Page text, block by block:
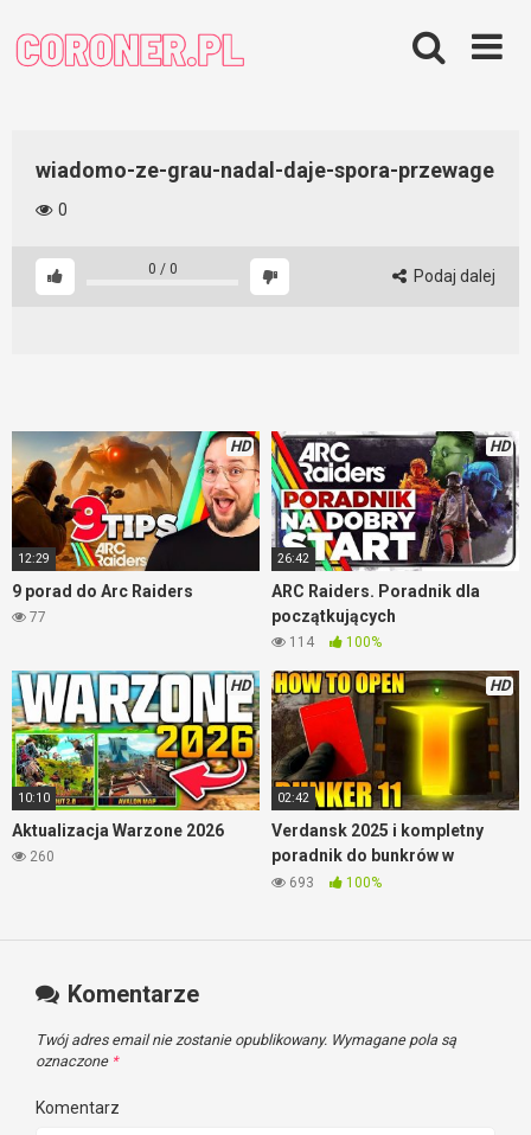
content
wiadomo-ze-grau-nadal-daje-spora-przewage
0
0 / 0 Podaj dalej
HD
12:29
9 porad do Arc Raiders
77
HD
26:42
ARC Raiders. Poradnik dla
początkujących
114 100%
HD
10:10
Aktualizacja Warzone 2026
260
HD
02:42
Verdansk 2025 i kompletny
poradnik do bunkrów w
Warzone
693 100%
Komentarze
Twój adres email nie zostanie opublikowany. Wymagane pola są
oznaczone *
Komentarz